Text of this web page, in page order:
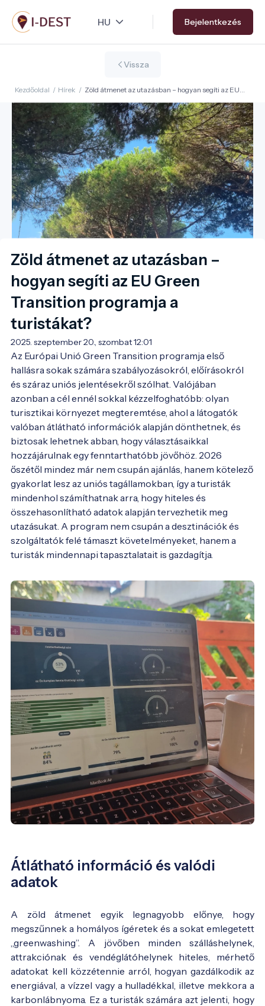
Ugrás
a
tartalomra
Bejelentkezés
Vissza
Kezdőoldal / Hírek / Zöld átmenet az utazásban – hogyan segíti az EU
Green Transition programja a turistákat?
Zöld átmenet az utazásban –
hogyan segíti az EU Green
Transition programja a
turistákat?
2025. szeptember 20., szombat 12:01
Az Európai Unió Green Transition programja első
hallásra sokak számára szabályozásokról, előírásokról
és száraz uniós jelentésekről szólhat. Valójában
azonban a cél ennél sokkal kézzelfoghatóbb: olyan
turisztikai környezet megteremtése, ahol a látogatók
valóban átlátható információk alapján dönthetnek, és
biztosak lehetnek abban, hogy választásaikkal
hozzájárulnak egy fenntarthatóbb jövőhöz. 2026
őszétől mindez már nem csupán ajánlás, hanem kötelező
gyakorlat lesz az uniós tagállamokban, így a turisták
mindenhol számíthatnak arra, hogy hiteles és
összehasonlítható adatok alapján tervezhetik meg
utazásukat. A program nem csupán a desztinációk és
szolgáltatók felé támaszt követelményeket, hanem a
turisták mindennapi tapasztalatait is gazdagítja.
Átlátható információ és valódi
adatok
A zöld átmenet egyik legnagyobb előnye, hogy
megszűnnek a homályos ígéretek és a sokat emlegetett
„greenwashing”. A jövőben minden szálláshelynek,
attrakciónak és vendéglátóhelynek hiteles, mérhető
adatokat kell közzétennie arról, hogyan gazdálkodik az
energiával, a vízzel vagy a hulladékkal, illetve mekkora a
karbonlábnyoma. Ez a turisták számára azt jelenti, hogy